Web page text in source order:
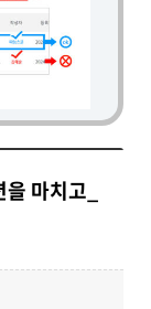
마치고_